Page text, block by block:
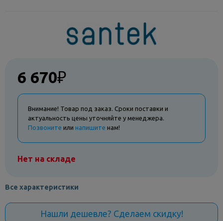
6 670₽
Внимание! Товар под заказ. Сроки поставки и
актуальность цены уточняйте у менеджера.
Позвоните или напишите нам!
Нет на складе
Все характеристики
Нашли дешевле? Сделаем скидку!